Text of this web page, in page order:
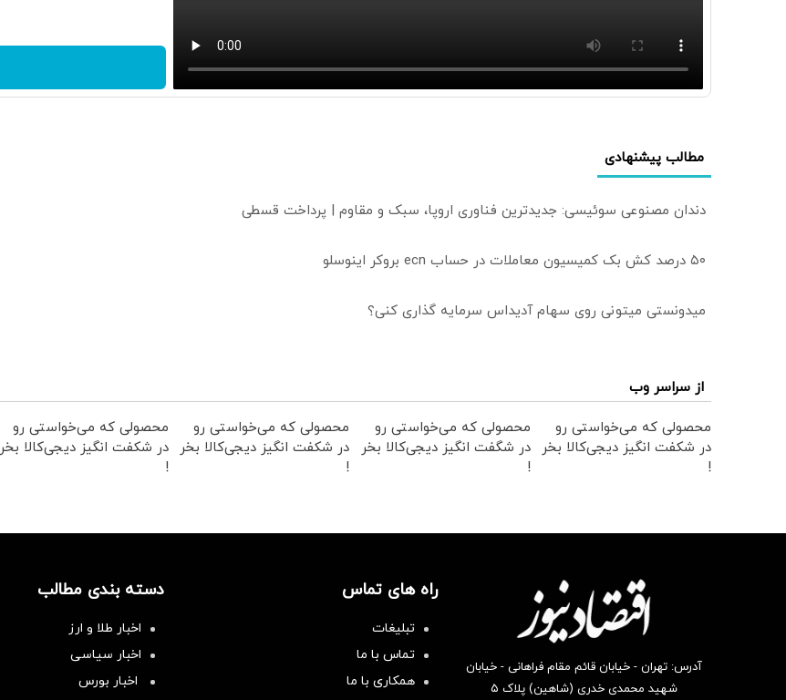
مطالب پیشنهادی
دندان مصنوعی سوئیسی: جدیدترین فناوری اروپا، سبک و مقاوم | پرداخت قسطی
۵۰ درصد کش بک کمیسیون معاملات در حساب ecn بروکر اینوسلو
میدونستی میتونی روی سهام آدیداس سرمایه گذاری کنی؟
از سراسر وب
محصولی که می‌خواستی رو
در شکفت انگیز دیجی‌کالا بخر
!
محصولی که می‌خواستی رو
در شگفت انگیز دیجی‌کالا بخر
!
محصولی که می‌خواستی رو
در شکفت انگیز دیجی‌کالا بخر
!
محصولی که می‌خواستی رو
در شکفت انگیز دیجی‌کالا بخر
!
آدرس: تهران - خیابان قائم مقام فراهانی - خیابان
شهید محمدی خدری (شاهین) پلاک ۵
راه های تماس
تبلیغات
تماس با ما
همکاری با ما
دسته بندی مطالب
اخبار طلا و ارز
اخبار سیاسی
اخبار بورس